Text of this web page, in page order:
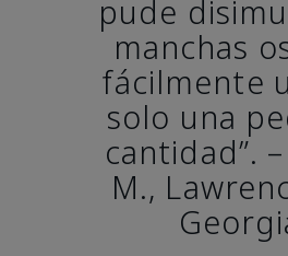
pude
manchas
fácilmente
solo una
cantidad”.
M.,